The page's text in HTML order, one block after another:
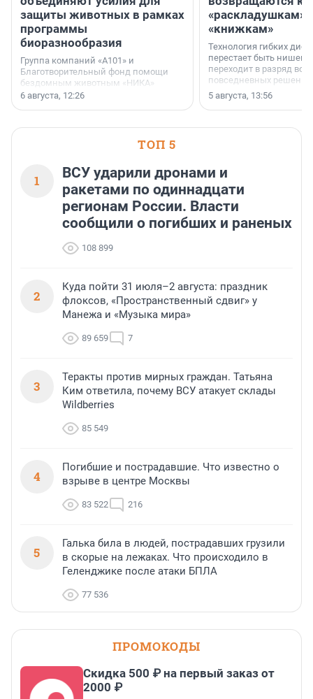
защиты животных в рамках
программы
биоразнообразия
Группа компаний «А101» и
Благотворительный фонд помощи
бездомным животным «НИКА»
заключили соглашение о
6 августа, 12:26
«раскладушкам»
«книжкам»
Технология гибких
перестает быть
переходит в разряд
повседневных
5 августа, 13:56
ТОП 5
1
ВСУ ударили дронами и
ракетами по одиннадцати
регионам России. Власти
сообщили о погибших и раненых
108 899
2
Куда пойти 31 июля–2 августа: праздник
флоксов, «Пространственный сдвиг» у
Манежа и «Музыка мира»
89 659 7
3
Теракты против мирных граждан. Татьяна
Ким ответила, почему ВСУ атакует склады
Wildberries
85 549
4
Погибшие и пострадавшие. Что известно о
взрыве в центре Москвы
83 522 216
5
Галька била в людей, пострадавших грузили
в скорые на лежаках. Что происходило в
Геленджике после атаки БПЛА
77 536
ПРОМОКОДЫ
Скидка 500 ₽ на первый заказ от
2000 ₽